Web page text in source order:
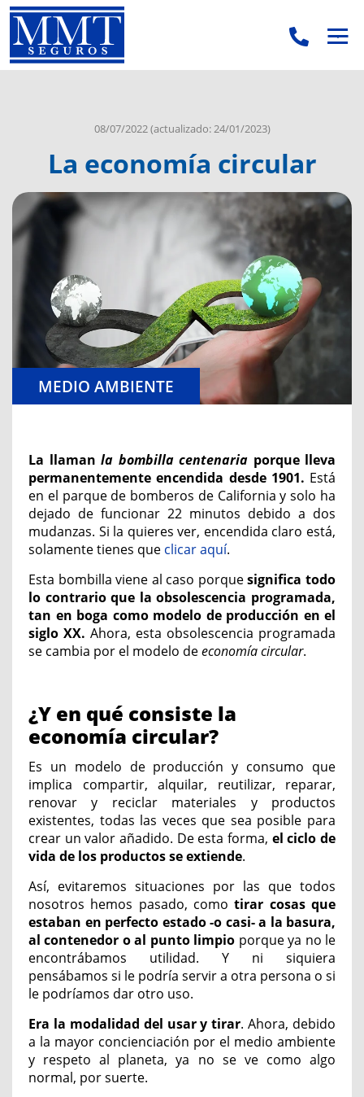
..
08/07/2022(actualizado: 24/01/2023)
La economía circular
MEDIO AMBIENTE
La llaman la bombilla centenaria porque lleva
permanentemente encendida desde 1901. Está
en el parque de bomberos de California y solo ha
dejado de funcionar 22 minutos debido a dos
mudanzas. Si la quieres ver, encendida claro está,
solamente tienes que clicar aquí.
Esta bombilla viene al caso porquesignifica todo
lo contrario que la obsolescencia programada,
tan en boga como modelo de producción en el
siglo XX. Ahora, esta obsolescencia programada
se cambia por el modelo deeconomía circular.
¿Y en qué consiste la
economía circular?
Es un modelo de producción y consumo que
implica compartir, alquilar, reutilizar, reparar,
renovar y reciclar materiales y productos
existentes, todas las veces que sea posible para
crear un valor añadido. De esta forma, el ciclo de
vida de los productos se extiende.
Así, evitaremos situaciones por las que todos
nosotros hemos pasado, como tirar cosas que
estaban en perfecto estado -o casi- a la basura,
al contenedor o al punto limpio porque ya no le
encontrábamos utilidad. Y ni siquiera
pensábamos si le podría servir a otra persona o si
le podríamos dar otro uso.
Era la modalidad del usar y tirar. Ahora, debido
a la mayor concienciación por el medio ambiente
y respeto al planeta, ya no se ve como algo
normal, por suerte.